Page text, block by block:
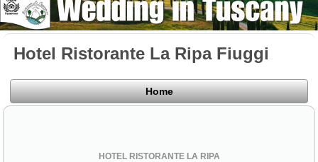
Hotel Ristorante La Ripa Fiuggi
Home
HOTEL RISTORANTE LA RIPA